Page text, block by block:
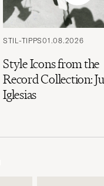
STIL-TIPPS01.08.2026
Style Icons from the
Record Collection:
Iglesias